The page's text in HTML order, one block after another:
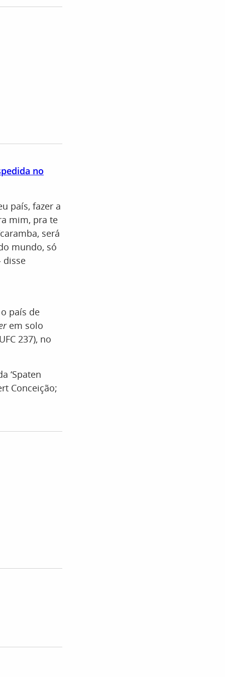
no
país, fazer a
mim, pra te
será
mundo, só
disse
país de
em solo
237), no
‘Spaten
Conceição;